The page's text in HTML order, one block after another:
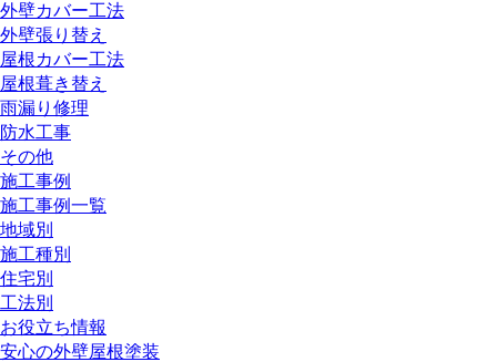
外壁カバー工法
外壁張り替え
屋根カバー工法
屋根葺き替え
雨漏り修理
防水工事
その他
施工事例
施工事例一覧
地域別
施工種別
住宅別
工法別
お役立ち情報
安心の外壁屋根塗装